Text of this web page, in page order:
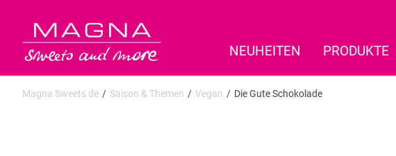
NEUHEITEN PRODUKTE
Magna Sweets de Saison & Themen Vegan Die Gute Schokolade